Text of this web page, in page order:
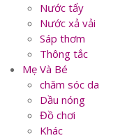
Nước tẩy
Nước xả vải
Sáp thơm
Thông tắc
Mẹ Và Bé
chăm sóc da
Dầu nóng
Đồ chơi
Khác